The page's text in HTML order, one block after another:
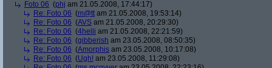
Foto 06 (phj am 21.05.2008, 17:44:17)
Re: Foto 06 (m@tt am 21.05.2008, 19:53:14)
Re: Foto 06 (AVS am 21.05.2008, 20:29:30)
Re: Foto 06 (4helli am 21.05.2008, 22:21:59)
Re: Foto 06 (gibberish am 23.05.2008, 08:50:35)
Re: Foto 06 (Amorphis am 23.05.2008, 10:17:08)
Re: Foto 06 (Ugh! am 23.05.2008, 11:29:08)